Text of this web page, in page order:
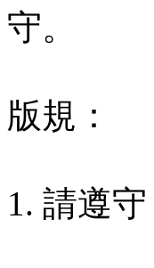
守。
版規：
1. 請遵